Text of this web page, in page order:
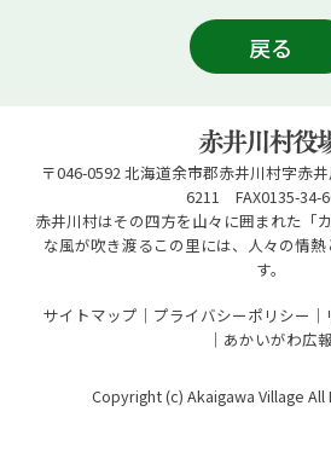
戻る
〒046-0592 北海道余市郡赤井川村字赤
6211 FAX0135-34-
赤井川村はその四方を山々に囲まれた「
な風が吹き渡るこの里には、人々の情
す。
サイトマップ
プライバシーポリシー
あかいがわ広報
Copyright (c) Akaigawa Village